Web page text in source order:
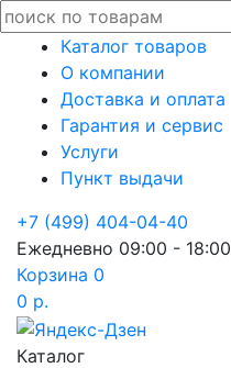
Каталог товаров
О компании
Доставка и оплата
Гарантия и сервис
Услуги
Пункт выдачи
+7 (499) 404-04-40
Ежедневно 09:00 - 18:00
Корзина 0
0 р.
Каталог